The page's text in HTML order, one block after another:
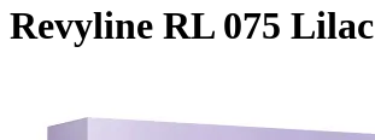
Revyline RL 075 Lilac